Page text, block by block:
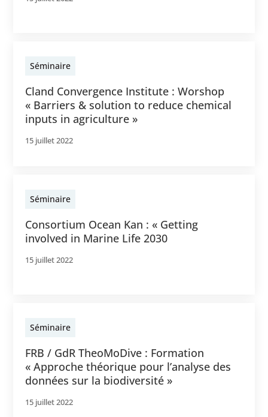
Séminaire
Cland Convergence Institute : Worshop
« Barriers & solution to reduce chemical
inputs in agriculture »
15 juillet 2022
Séminaire
Consortium Ocean Kan : « Getting
involved in Marine Life 2030
15 juillet 2022
Séminaire
FRB / GdR TheoMoDive : Formation
« Approche théorique pour l’analyse des
données sur la biodiversité »
15 juillet 2022